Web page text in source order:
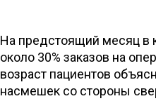
На предстоящий месяц в
около 30% заказов на
возраст пациентов
насмешек со стороны